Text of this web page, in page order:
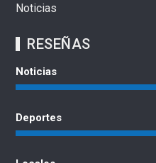
Noticias
RESEÑAS
Noticias
Deportes